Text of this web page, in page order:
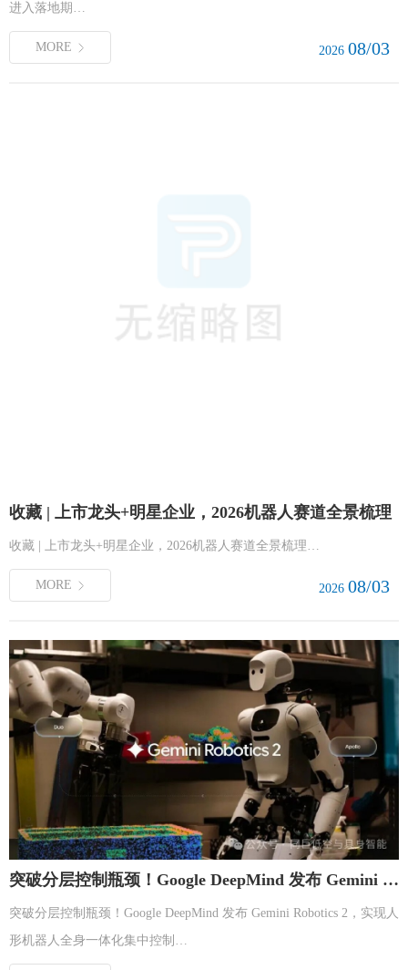
进入落地期…
MORE 2026 08/03
收藏 | 上市龙头+明星企业，2026机器人赛道全景梳理
收藏 | 上市龙头+明星企业，2026机器人赛道全景梳理…
MORE 2026 08/03
突破分层控制瓶颈！Google DeepMind 发布 Gemini Robotics 2，实现人形机器人全身一体化集中控制
突破分层控制瓶颈！Google DeepMind 发布 Gemini Robotics 2，实现人
形机器人全身一体化集中控制…